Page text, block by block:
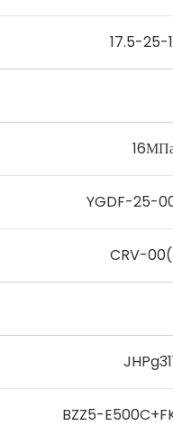
17.5-25-
YGDF-25-
CRV-
BZZ5-